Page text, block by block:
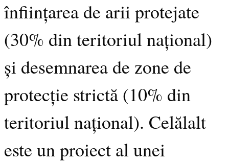
înființarea de arii protejate
(30% din teritoriul național)
și desemnarea de zone de
protecție strictă (10% din
teritoriul național). Celălalt
este un proiect al unei